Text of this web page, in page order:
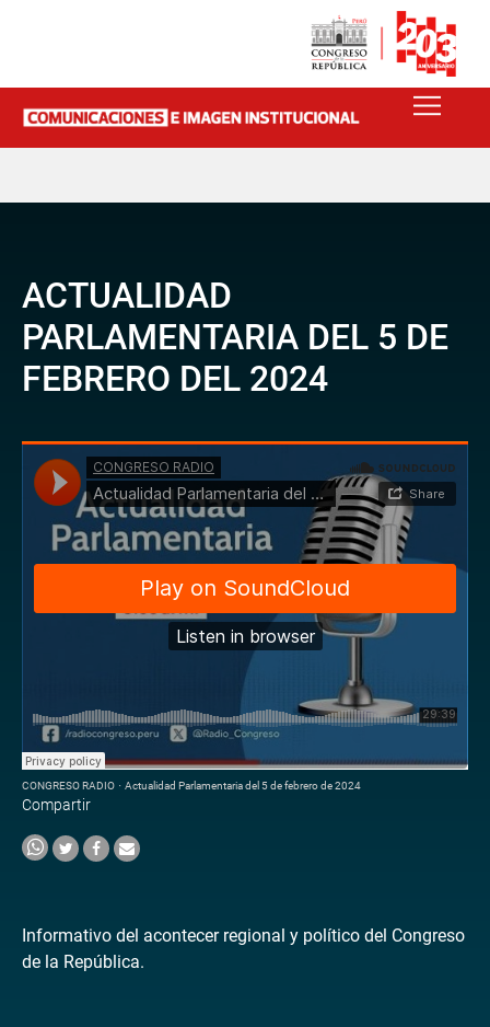
ACTUALIDAD
PARLAMENTARIA DEL 5 DE
FEBRERO DEL 2024
CONGRESO RADIO · Actualidad Parlamentaria del 5 de febrero de 2024
Compartir
Informativo del acontecer regional y político del Congreso
de la República.